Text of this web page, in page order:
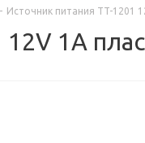
- Источник питания TT-1201
1A